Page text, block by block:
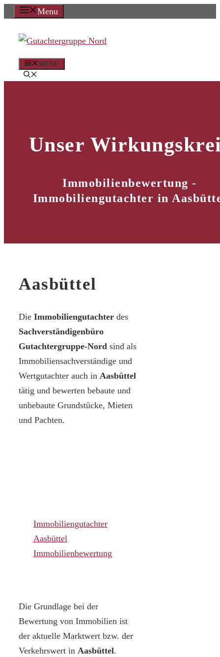
Zum
springen
Menu
MENÜ
Unser
Immobilienbewertung -
Immobiliengutachter in
Aasbüttel
Die Immobiliengutachter des
Sachverständigenbüro
Gutachtergruppe-Nord sind als
Immobiliensachverständige und
Wertgutachter auch in Aasbüttel
tätig und bewerten bebaute und
unbebaute Grundstücke, Mieten
und Pachten.
Immobiliengutachter
Aasbüttel
Immobilienbewertung
Die Grundlage bei der
Bewertung von Immobilien ist
der aktuelle Marktwert bzw. der
Verkehrswert in Aasbüttel.